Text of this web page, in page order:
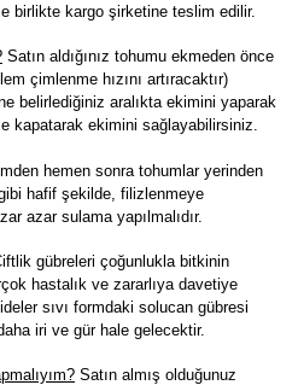
birlikte kargo şirketine teslim edilir.
Satın aldığınız tohumu ekmeden önce
çimlenme hızını artıracaktır)
belirlediğiniz aralıkta ekimini yaparak
kapatarak ekimini sağlayabilirsiniz.
hemen sonra tohumlar yerinden
hafif şekilde, filizlenmeye
azar sulama yapılmalıdır.
gübreleri çoğunlukla bitkinin
hastalık ve zararlıya davetiye
sıvı formdaki solucan gübresi
iri ve gür hale gelecektir.
Satın almış olduğunuz